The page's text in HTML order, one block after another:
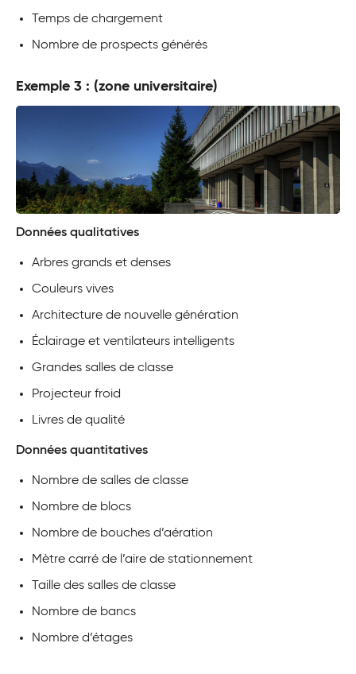
Temps de chargement
Nombre de prospects générés
Exemple 3 : (zone universitaire)
Données qualitatives
Arbres grands et denses
Couleurs vives
Architecture de nouvelle génération
Éclairage et ventilateurs intelligents
Grandes salles de classe
Projecteur froid
Livres de qualité
Données quantitatives
Nombre de salles de classe
Nombre de blocs
Nombre de bouches d’aération
Mètre carré de l’aire de stationnement
Taille des salles de classe
Nombre de bancs
Nombre d’étages